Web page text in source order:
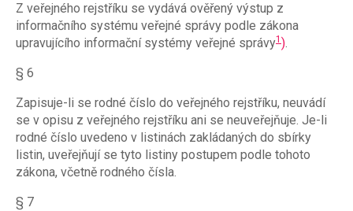
Z veřejného rejstříku se vydává ověřený výstup z
informačního systému veřejné správy podle zákona
upravujícího informační systémy veřejné správy1 ).
§ 6
Zapisuje-li se rodné číslo do veřejného rejstříku, neuvádí
se v opisu z veřejného rejstříku ani se neuveřejňuje. Je-li
rodné číslo uvedeno v listinách zakládaných do sbírky
listin, uveřejňují se tyto listiny postupem podle tohoto
zákona, včetně rodného čísla.
§ 7